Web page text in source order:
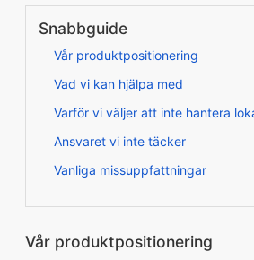
Snabbguide
Vår produktpositionering
Vad vi kan hjälpa med
Varför vi väljer att inte hantera
Ansvaret vi inte täcker
Vanliga missuppfattningar
Vår produktpositionering